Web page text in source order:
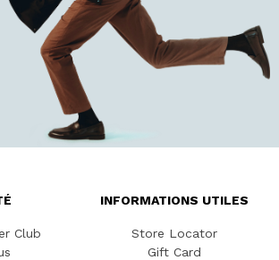
Club
INFORMATIONS UTILES
Store Locator
Gift Card